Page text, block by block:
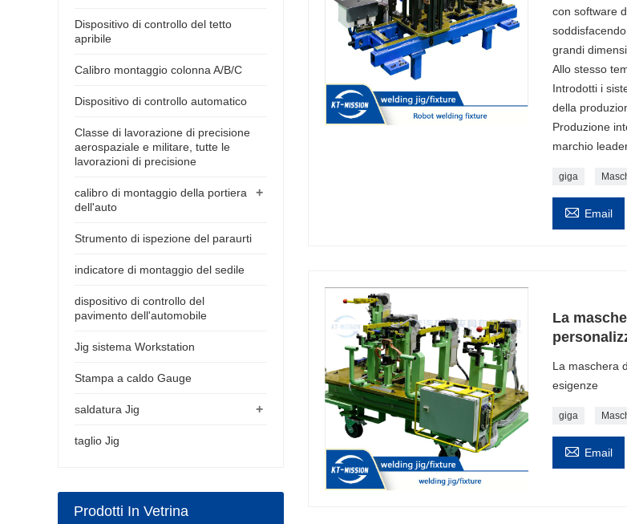
con software
grandi
Allo stesso
Introdotti i
della
Produzione
marchio
giga
 Email
La
La maschera
esigenze
giga
 Email
Dispositivo di controllo del tetto
apribile
Calibro montaggio colonna A/B/C
Dispositivo di controllo automatico
Classe di lavorazione di precisione
aerospaziale e militare, tutte le
lavorazioni di precisione
+
calibro di montaggio della portiera
dell'auto
Strumento di ispezione del paraurti
indicatore di montaggio del sedile
dispositivo di controllo del
pavimento dell'automobile
Jig sistema Workstation
Stampa a caldo Gauge
+
saldatura Jig
taglio Jig
Prodotti In Vetrina